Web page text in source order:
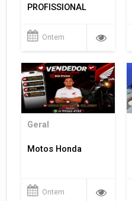
PROFISSIONAL
Ontem
Geral
Motos Honda
Ontem